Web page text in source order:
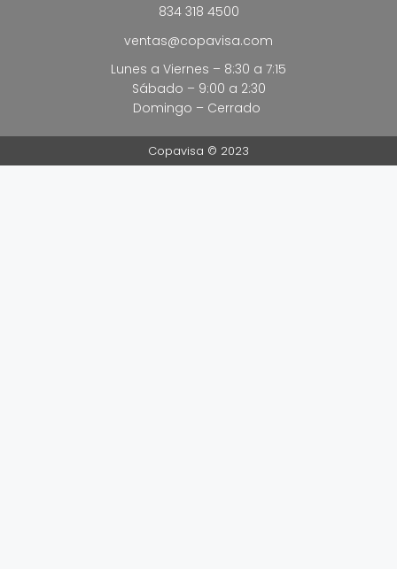
834 318 4500
ventas@copavisa.com
Lunes a Viernes – 8:30 a 7:15
Sábado – 9:00 a 2:30
Domingo – Cerrado
Copavisa © 2023